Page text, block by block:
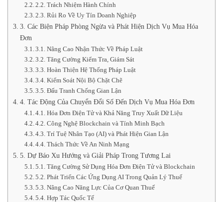
2.2. Trách Nhiệm Hành Chính
2.3. Rủi Ro Về Uy Tín Doanh Nghiệp
3. Các Biện Pháp Phòng Ngừa và Phát Hiện Dịch Vụ Mua Hóa
Đơn
3.1. Nâng Cao Nhận Thức Về Pháp Luật
3.2. Tăng Cường Kiểm Tra, Giám Sát
3.3. Hoàn Thiện Hệ Thống Pháp Luật
3.4. Kiểm Soát Nội Bộ Chặt Chẽ
3.5. Đấu Tranh Chống Gian Lận
4. Tác Động Của Chuyển Đổi Số Đến Dịch Vụ Mua Hóa Đơn
4.1. Hóa Đơn Điện Tử và Khả Năng Truy Xuất Dữ Liệu
4.2. Công Nghệ Blockchain và Tính Minh Bạch
4.3. Trí Tuệ Nhân Tạo (AI) và Phát Hiện Gian Lận
4.4. Thách Thức Về An Ninh Mạng
5. Dự Báo Xu Hướng và Giải Pháp Trong Tương Lai
5.1. Tăng Cường Sử Dụng Hóa Đơn Điện Tử và Blockchain
5.2. Phát Triển Các Ứng Dụng AI Trong Quản Lý Thuế
5.3. Nâng Cao Năng Lực Của Cơ Quan Thuế
5.4. Hợp Tác Quốc Tế